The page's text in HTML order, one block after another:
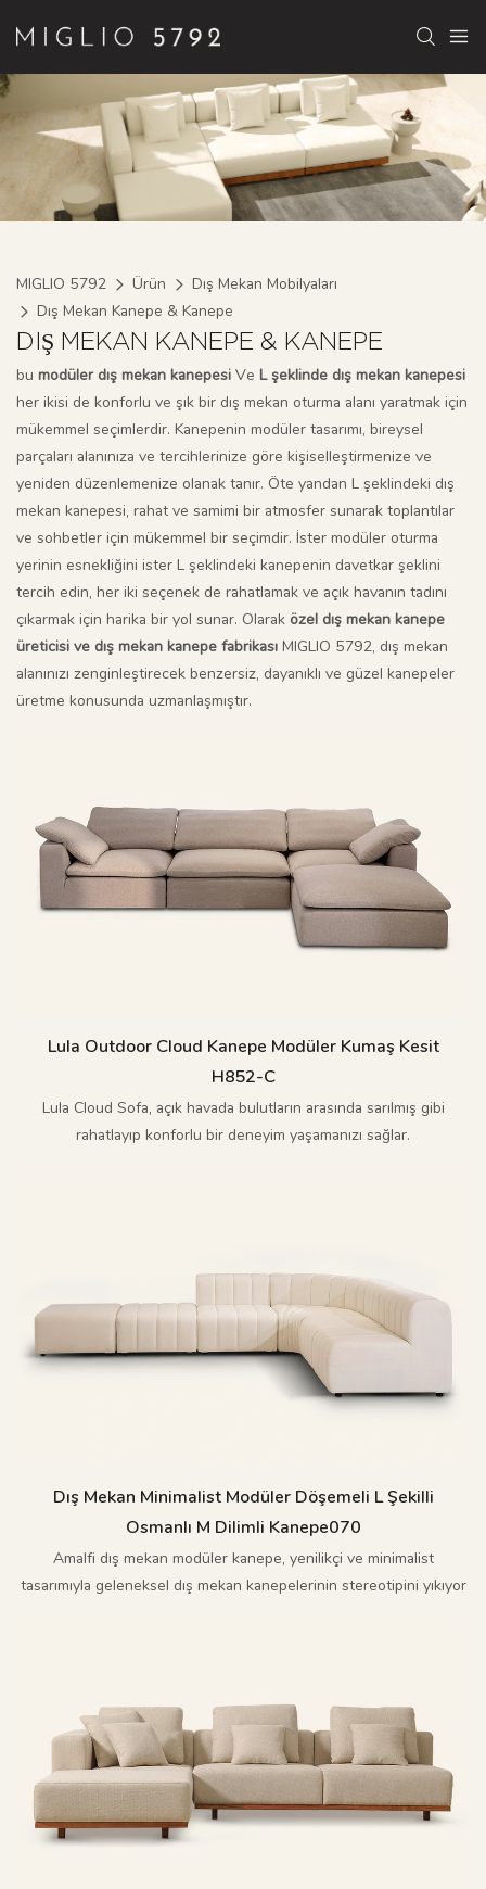
MIGLIO 5792 Ürün
Dış Mekan Mobilyaları
Dış Mekan Kanepe & Kanepe
DIŞ MEKAN KANEPE & KANEPE
bu modüler dış mekan kanepesi Ve L şeklinde dış mekan kanepesi
her ikisi de konforlu ve şık bir dış mekan oturma alanı yaratmak için
mükemmel seçimlerdir. Kanepenin modüler tasarımı, bireysel
parçaları alanınıza ve tercihlerinize göre kişiselleştirmenize ve
yeniden düzenlemenize olanak tanır. Öte yandan L şeklindeki dış
mekan kanepesi, rahat ve samimi bir atmosfer sunarak toplantılar
ve sohbetler için mükemmel bir seçimdir. İster modüler oturma
yerinin esnekliğini ister L şeklindeki kanepenin davetkar şeklini
tercih edin, her iki seçenek de rahatlamak ve açık havanın tadını
çıkarmak için harika bir yol sunar. Olarak özel dış mekan kanepe
üreticisi ve dış mekan kanepe fabrikası MIGLIO 5792, dış mekan
alanınızı zenginleştirecek benzersiz, dayanıklı ve güzel kanepeler
üretme konusunda uzmanlaşmıştır.
Lula Outdoor Cloud Kanepe Modüler Kumaş Kesit
H852-C
Lula Cloud Sofa, açık havada bulutların arasında sarılmış gibi
rahatlayıp konforlu bir deneyim yaşamanızı sağlar.
Dış Mekan Minimalist Modüler Döşemeli L Şekilli
Osmanlı M Dilimli Kanepe070
Amalfi dış mekan modüler kanepe, yenilikçi ve minimalist
tasarımıyla geleneksel dış mekan kanepelerinin stereotipini yıkıyor